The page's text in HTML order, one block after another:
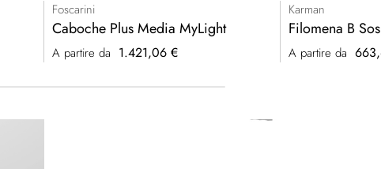
Foscarini
Caboche Plus Media MyLight
A partire da 1.421,06 €
Karman
Filomena B
A partire da